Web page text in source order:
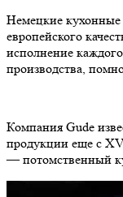
Немецкие
европейского
исполнение
производства,
Компания Gude
продукции еще с
— потомственный